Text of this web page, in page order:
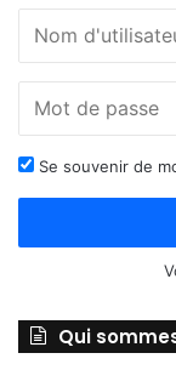
Se souvenir de
Qui